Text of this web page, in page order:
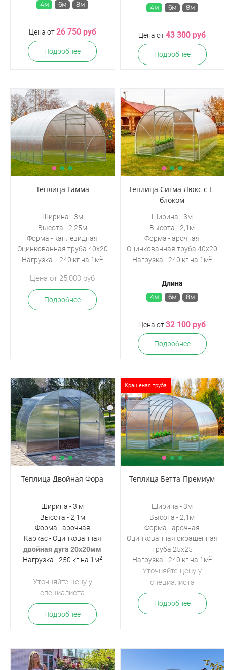
4м 6м 8м
Цена от26 750 руб
Подробнее
4м 6м 8м
Цена от43 300 руб
Подробнее
Теплица Гамма
Ширина - 3м
Высота - 2,25м
Форма - каплевидная
Оцинкованная труба 40х20
Нагрузка - 240 кг на 1м2
Цена от 25,000 руб
Подробнее
Теплица Сигма Люкс с L-
блоком
Ширина - 3м
Высота - 2,1м
Форма - арочная
Оцинкованнаятруба 40х20
Нагрузка - 240 кг на 1м2
Длина
4м 6м 8м
Цена от32 100 руб
Подробнее
Теплица Двойная Фора
Ширина - 3 м
Высота - 2,1м
Форма - арочная
Каркас - Оцинкованная
двойная дуга 20х20мм
Нагрузка - 250 кг на 1м2
Уточняйте цену у
специалиста
Подробнее
Крашеная труба
Теплица Бетта-Премиум
Ширина - 3м
Высота - 2,1м
Форма - арочная
Оцинкованная окрашенная
труба 25х25
Нагрузка - 240 кг на 1м2
Уточняйте цену у
специалиста
Подробнее